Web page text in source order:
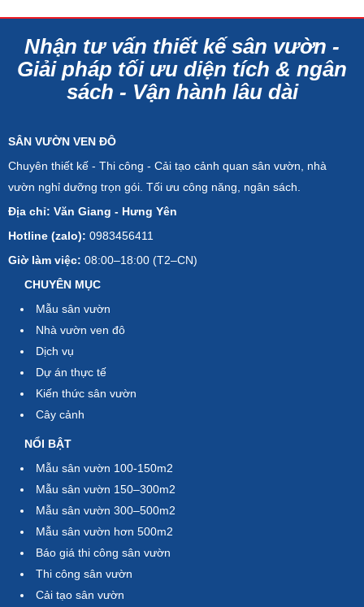
Nhận tư vấn thiết kế sân vườn -
Giải pháp tối ưu diện tích & ngân
sách - Vận hành lâu dài
SÂN VƯỜN VEN ĐÔ
Chuyên thiết kế - Thi công - Cải tạo cảnh quan sân vườn, nhà
vườn nghỉ dưỡng trọn gói. Tối ưu công năng, ngân sách.
Địa chỉ: Văn Giang - Hưng Yên
Hotline (zalo): 0983456411
Giờ làm việc: 08:00–18:00 (T2–CN)
CHUYÊN MỤC
Mẫu sân vườn
Nhà vườn ven đô
Dịch vụ
Dự án thực tế
Kiến thức sân vườn
Cây cảnh
NỔI BẬT
Mẫu sân vườn 100-150m2
Mẫu sân vườn 150–300m2
Mẫu sân vườn 300–500m2
Mẫu sân vườn hơn 500m2
Báo giá thi công sân vườn
Thi công sân vườn
Cải tạo sân vườn